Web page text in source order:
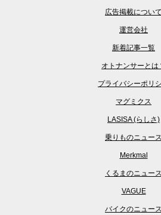
広告掲載について
運営会社
新着記事一覧
オトナンサーとは
プライバシーポリ
マグミクス
LASISA (らしさ)
乗りものニュース
Merkmal
くるまのニュース
VAGUE
バイクのニュース